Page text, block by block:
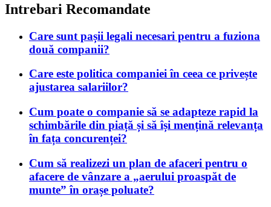
Intrebari Recomandate
Care sunt pașii legali necesari pentru a fuziona
două companii?
Care este politica companiei în ceea ce privește
ajustarea salariilor?
Cum poate o companie să se adapteze rapid la
schimbările din piață și să își mențină relevanța
în fața concurenței?
Cum să realizezi un plan de afaceri pentru o
afacere de vânzare a „aerului proaspăt de
munte” în orașe poluate?